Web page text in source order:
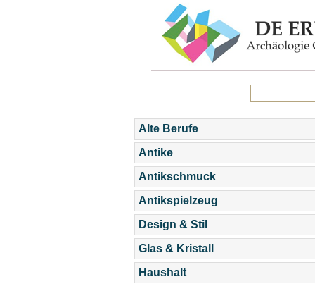
Alte Berufe
Antike
Antikschmuck
Antikspielzeug
Design & Stil
Glas & Kristall
Haushalt